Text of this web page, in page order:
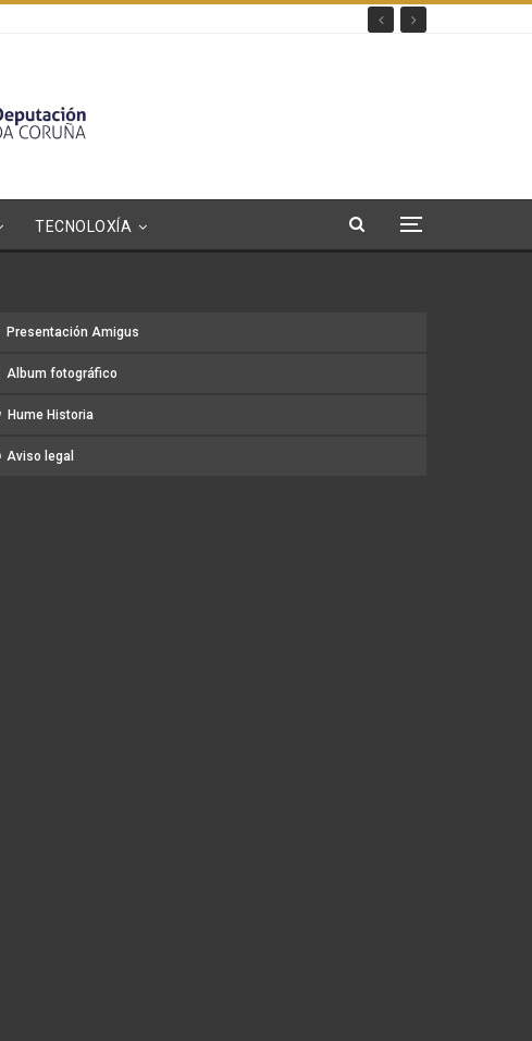
TECNOLOXÍA
Presentación Amigus
Album fotográfico
Hume Historia
Aviso legal